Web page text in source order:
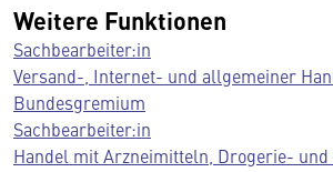
Weitere Funktionen
Sachbearbeiter:in
Versand-, Internet- und allgemeiner
Bundesgremium
Sachbearbeiter:in
Handel mit Arzneimitteln, Drogerie-